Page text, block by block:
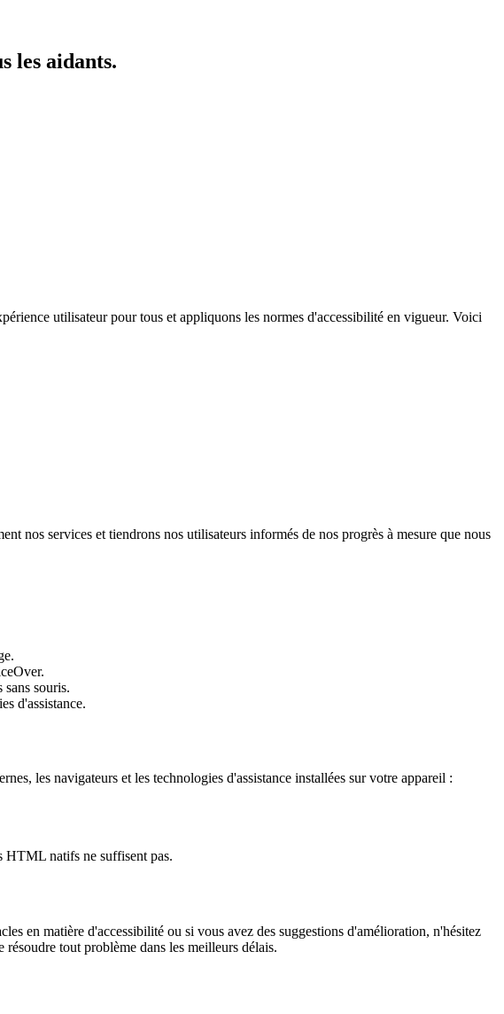
les aidants.
utilisateur pour tous et appliquons les normes d'accessibilité en vigueur. Voici
nos services et tiendrons nos utilisateurs informés de nos progrès à mesure que nous
souris.
d'assistance.
les navigateurs et les technologies d'assistance installées sur votre appareil :
HTML natifs ne suffisent pas.
en matière d'accessibilité ou si vous avez des suggestions d'amélioration, n'hésitez
tout problème dans les meilleurs délais.